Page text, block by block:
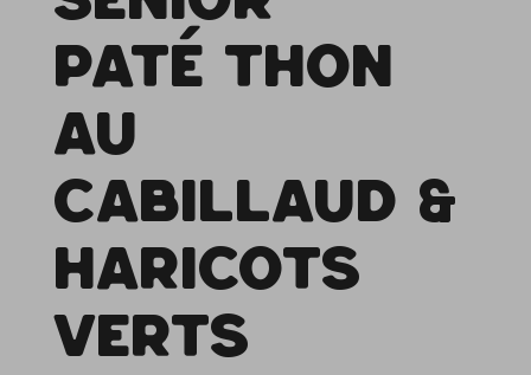
PATÉ THON
AU
CABILLAUD &
HARICOTS
VERTS